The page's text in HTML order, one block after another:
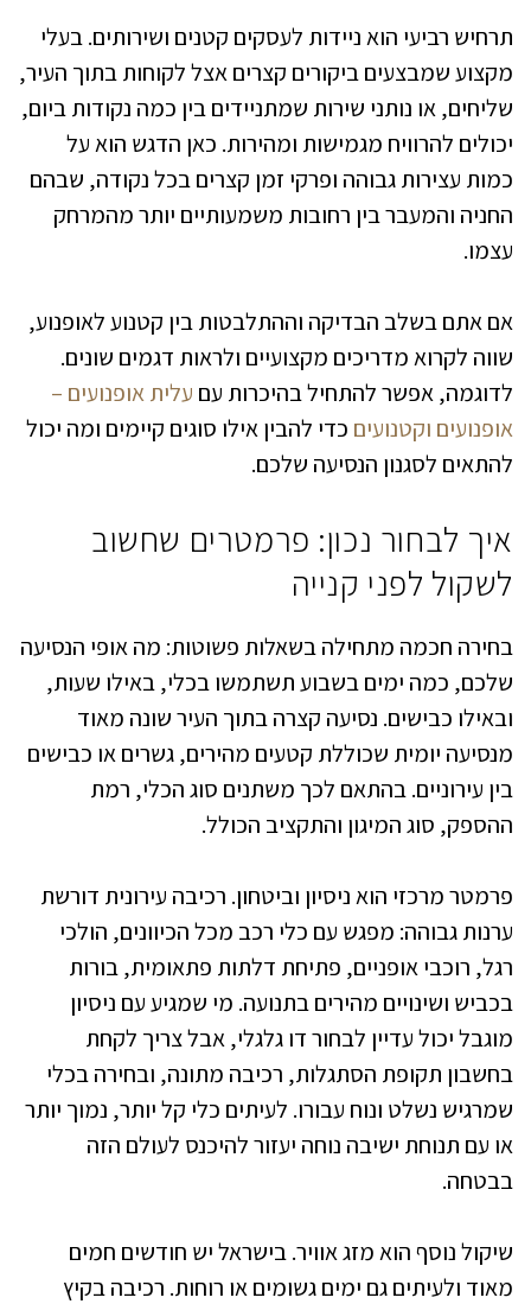
תרחיש רביעי הוא ניידות לעסקים קטנים ושירותים. בעלי
מקצוע שמבצעים ביקורים קצרים אצל לקוחות בתוך העיר,
שליחים, או נותני שירות שמתניידים בין כמה נקודות ביום,
יכולים להרוויח מגמישות ומהירות. כאן הדגש הוא על
כמות עצירות גבוהה ופרקי זמן קצרים בכל נקודה, שבהם
החניה והמעבר בין רחובות משמעותיים יותר מהמרחק
עצמו.
אם אתם בשלב הבדיקה וההתלבטות בין קטנוע לאופנוע,
שווה לקרוא מדריכים מקצועיים ולראות דגמים שונים.
לדוגמה, אפשר להתחיל בהיכרות עם עלית אופנועים –
אופנועים וקטנועים כדי להבין אילו סוגים קיימים ומה יכול
להתאים לסגנון הנסיעה שלכם.
איך לבחור נכון: פרמטרים שחשוב
לשקול לפני קנייה
בחירה חכמה מתחילה בשאלות פשוטות: מה אופי הנסיעה
שלכם, כמה ימים בשבוע תשתמשו בכלי, באילו שעות,
ובאילו כבישים. נסיעה קצרה בתוך העיר שונה מאוד
מנסיעה יומית שכוללת קטעים מהירים, גשרים או כבישים
בין עירוניים. בהתאם לכך משתנים סוג הכלי, רמת
ההספק, סוג המיגון והתקציב הכולל.
פרמטר מרכזי הוא ניסיון וביטחון. רכיבה עירונית דורשת
ערנות גבוהה: מפגש עם כלי רכב מכל הכיוונים, הולכי
רגל, רוכבי אופניים, פתיחת דלתות פתאומית, בורות
בכביש ושינויים מהירים בתנועה. מי שמגיע עם ניסיון
מוגבל יכול עדיין לבחור דו גלגלי, אבל צריך לקחת
בחשבון תקופת הסתגלות, רכיבה מתונה, ובחירה בכלי
שמרגיש נשלט ונוח עבורו. לעיתים כלי קל יותר, נמוך יותר
או עם תנוחת ישיבה נוחה יעזור להיכנס לעולם הזה
בבטחה.
שיקול נוסף הוא מזג אוויר. בישראל יש חודשים חמים
מאוד ולעיתים גם ימים גשומים או רוחות. רכיבה בקיץ